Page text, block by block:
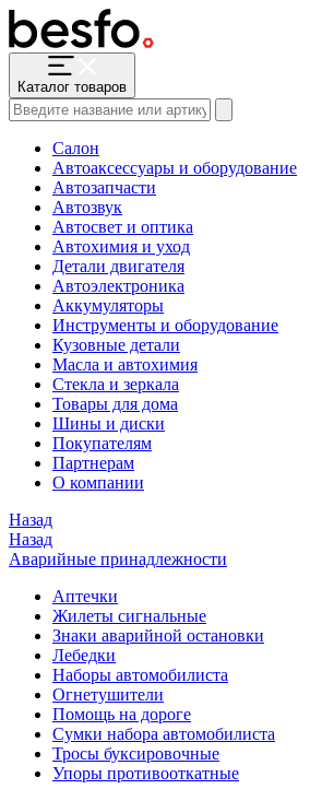
Каталог товаров
Салон
Автоаксессуары и оборудование
Автозапчасти
Автозвук
Автосвет и оптика
Автохимия и уход
Детали двигателя
Автоэлектроника
Аккумуляторы
Инструменты и оборудование
Кузовные детали
Масла и автохимия
Стекла и зеркала
Товары для дома
Шины и диски
Покупателям
Партнерам
О компании
Назад
Назад
Аварийные принадлежности
Аптечки
Жилеты сигнальные
Знаки аварийной остановки
Лебедки
Наборы автомобилиста
Огнетушители
Помощь на дороге
Сумки набора автомобилиста
Тросы буксировочные
Упоры противооткатные